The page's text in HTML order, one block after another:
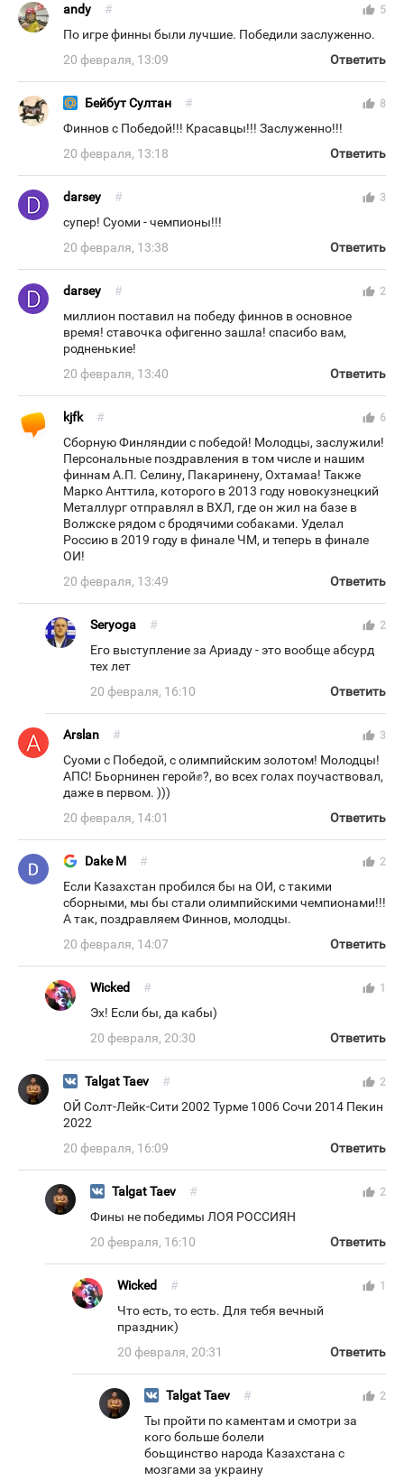
andy # thumb_up 5
По игре финны были лучшие. Победили заслуженно.
20 февраля, 13:09
Ответить
Бейбут Султан # thumb_up 8
Финнов с Победой!!! Красавцы!!! Заслуженно!!!
20 февраля, 13:18
Ответить
darsey # thumb_up 3
супер! Суоми - чемпионы!!!
20 февраля, 13:38
Ответить
darsey # thumb_up 2
миллион поставил на победу финнов в основное
время! ставочка офигенно зашла! спасибо вам,
родненькие!
20 февраля, 13:40
Ответить
kjfk # thumb_up 6
Сборную Финляндии с победой! Молодцы, заслужили!
Персональные поздравления в том числе и нашим
финнам А.П. Селину, Пакаринену, Охтамаа! Также
Марко Анттила, которого в 2013 году новокузнецкий
Металлург отправлял в ВХЛ, где он жил на базе в
Волжске рядом с бродячими собаками. Уделал
Россию в 2019 году в финале ЧМ, и теперь в финале
ОИ!
20 февраля, 13:49
Ответить
Seryoga # thumb_up 2
Его выступление за Ариаду - это вообще абсурд
тех лет
20 февраля, 16:10
Ответить
Arslan # thumb_up 3
Суоми с Победой, с олимпийским золотом! Молодцы!
АПС! Бьорнинен герой✊?, во всех голах поучаствовал,
даже в первом. )))
20 февраля, 14:01
Ответить
Dake M # thumb_up 2
Если Казахстан пробился бы на ОИ, с такими
сборными, мы бы стали олимпийскими чемпионами!!!
А так, поздравляем Финнов, молодцы.
20 февраля, 14:07
Ответить
Wicked # thumb_up 1
Эх! Если бы, да кабы)
20 февраля, 20:30
Ответить
Talgat Taev # thumb_up 2
ОЙ Солт-Лейк-Сити 2002 Турме 1006 Сочи 2014 Пекин
2022
20 февраля, 16:09
Ответить
Talgat Taev # thumb_up 2
Фины не победимы ЛОЯ РОССИЯН
20 февраля, 16:10
Ответить
Wicked # thumb_up 1
Что есть, то есть. Для тебя вечный
праздник)
20 февраля, 20:31
Ответить
Talgat Taev # thumb_up 2
Ты пройти по каментам и смотри за
кого больше болели
боьщинство народа Казахстана с
мозгами за украину